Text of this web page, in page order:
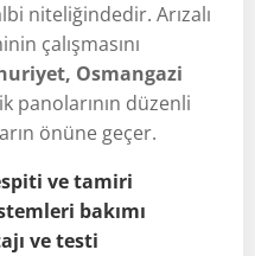
niteliğindedir. Arızalı
çalışmasını
Osmangazi
panolarının düzenli
önüne geçer.
ve tamiri
bakımı
ve testi